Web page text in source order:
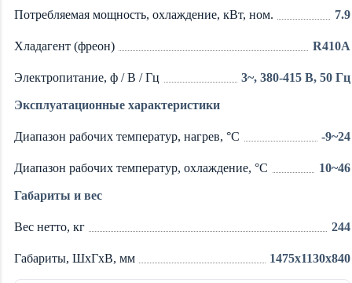
Потребляемая мощность, охлаждение, кВт, ном. 7.9
Хладагент (фреон) R410A
Электропитание, ф / В / Гц 3~, 380-415 В, 50 Гц
Эксплуатационные характеристики
Диапазон рабочих температур, нагрев, °C -9~24
Диапазон рабочих температур, охлаждение, °C 10~46
Габариты и вес
Вес нетто, кг 244
Габариты, ШхГхВ, мм 1475x1130x840